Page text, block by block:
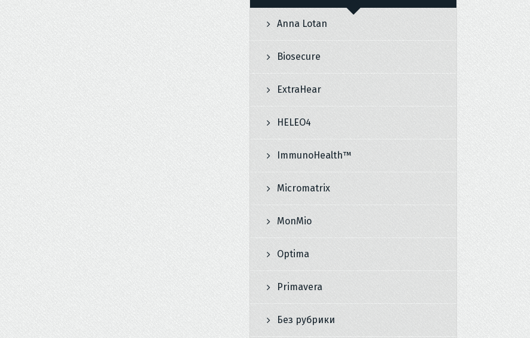
Anna Lotan
Biosecure
ExtraHear
HELEO4
ImmunoHealth™
Micromatrix
MonMio
Optima
Primavera
Без рубрики